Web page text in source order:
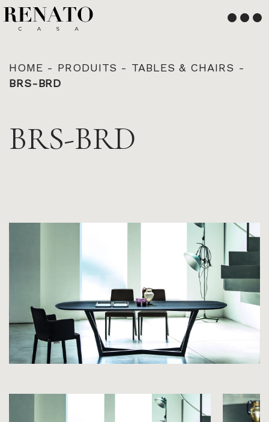
Français
English
HOME - PRODUITS - TABLES & CHAIRS -
BRS-BRD
BRS-BRD